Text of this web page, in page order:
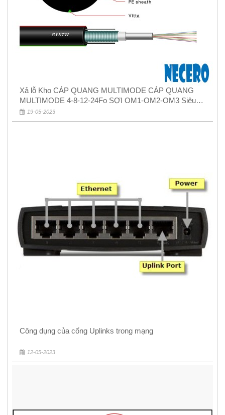
Xả lỗ Kho CÁP QUANG MULTIMODE CÁP QUANG
MULTIMODE 4-8-12-24Fo SỢI OM1-OM2-OM3 Siêu
Rẻ 5k
19-05-2023
Công dụng của cổng Uplinks trong mạng
12-05-2023